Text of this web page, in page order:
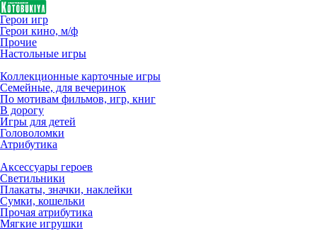
Герои игр
Герои кино, м/ф
Прочие
Настольные игры
Коллекционные карточные игры
Семейные, для вечеринок
По мотивам фильмов, игр, книг
В дорогу
Игры для детей
Головоломки
Атрибутика
Аксессуары героев
Светильники
Плакаты, значки, наклейки
Сумки, кошельки
Прочая атрибутика
Мягкие игрушки